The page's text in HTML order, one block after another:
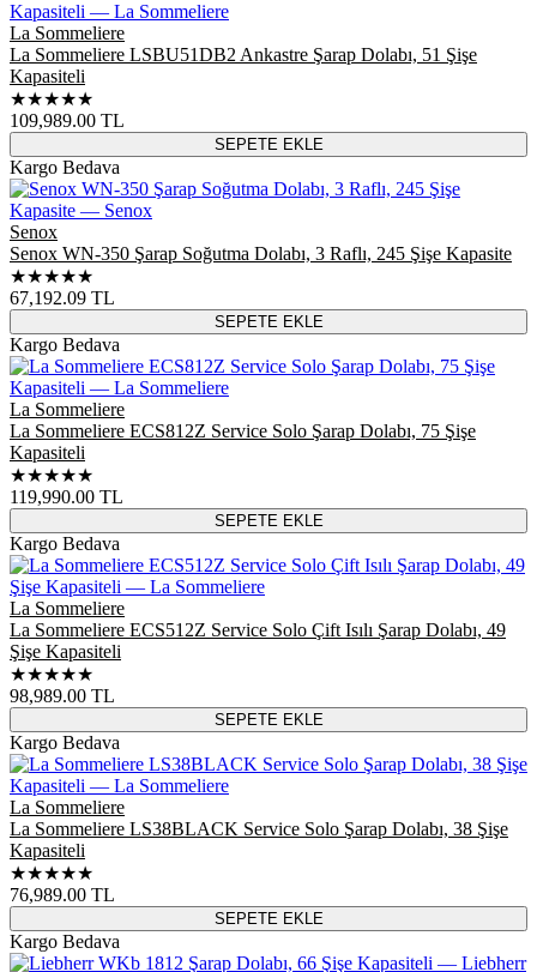
La Sommeliere
La Sommeliere LSBU51DB2 Ankastre Şarap Dolabı, 51 Şişe
Kapasiteli
★★★★★
109,989.00 TL
SEPETE EKLE
Kargo Bedava
Senox
Senox WN-350 Şarap Soğutma Dolabı, 3 Raflı, 245 Şişe Kapasite
★★★★★
67,192.09 TL
SEPETE EKLE
Kargo Bedava
La Sommeliere
La Sommeliere ECS812Z Service Solo Şarap Dolabı, 75 Şişe
Kapasiteli
★★★★★
119,990.00 TL
SEPETE EKLE
Kargo Bedava
La Sommeliere
La Sommeliere ECS512Z Service Solo Çift Isılı Şarap Dolabı, 49
Şişe Kapasiteli
★★★★★
98,989.00 TL
SEPETE EKLE
Kargo Bedava
La Sommeliere
La Sommeliere LS38BLACK Service Solo Şarap Dolabı, 38 Şişe
Kapasiteli
★★★★★
76,989.00 TL
SEPETE EKLE
Kargo Bedava